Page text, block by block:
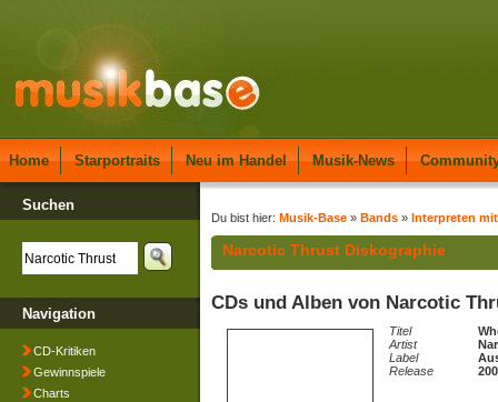
Home Starportraits Neu im Handel Musik-News
Suchen
Navigation
CD-Kritiken
Gewinnspiele
Charts
Du bist hier: Musik-Base » Bands » Interpreten
Narcotic Thrust Diskographie
CDs und Alben von Narcotic
Titel
Artist
Label
Release